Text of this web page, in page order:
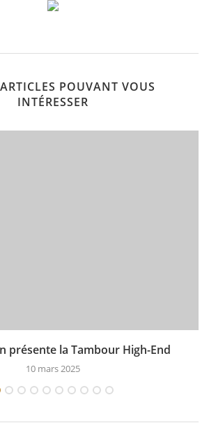
POUVANT VOUS
INTÉRESSER
présente la Tambour High-End
10 mars 2025